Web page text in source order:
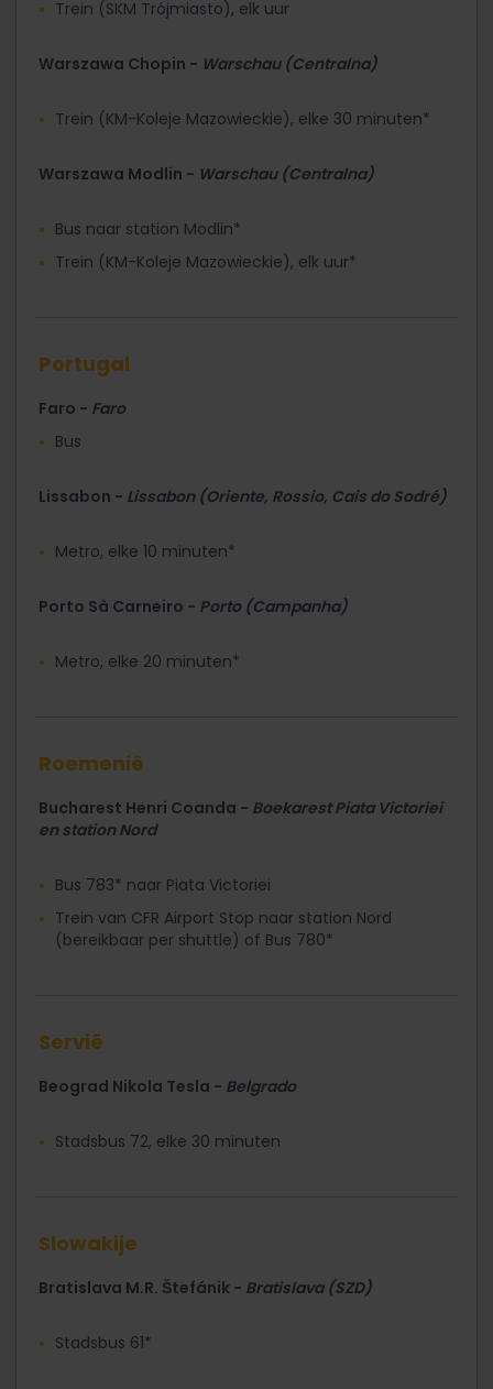
Trein (SKM Trójmiasto), elk uur
Warszawa Chopin - Warschau (Centralna)
Trein (KM-Koleje Mazowieckie), elke 30 minuten*
Warszawa Modlin - Warschau (Centralna)
Bus naar station Modlin*
Trein (KM-Koleje Mazowieckie), elk uur*
Portugal
Faro - Faro
Bus
Lissabon - Lissabon (Oriente, Rossio, Cais do Sodré)
Metro, elke 10 minuten*
Porto Sà Carneiro - Porto (Campanha)
Metro, elke 20 minuten*
Roemenië
Bucharest Henri Coanda - Boekarest Piata Victoriei
en station Nord
Bus 783* naar Piata Victoriei
Trein van CFR Airport Stop naar station Nord
(bereikbaar per shuttle) of Bus 780*
Servië
Beograd Nikola Tesla - Belgrado
Stadsbus 72, elke 30 minuten
Slowakije
Bratislava M.R. Štefánik - Bratislava (SZD)
Stadsbus 61*